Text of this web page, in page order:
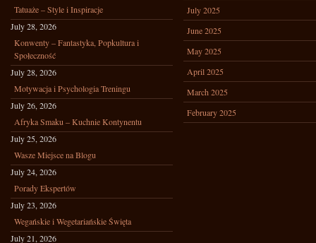
Tatuaże – Style i Inspiracje
July 28, 2026
Konwenty – Fantastyka, Popkultura i
Społeczność
July 28, 2026
Motywacja i Psychologia Treningu
July 26, 2026
Afryka Smaku – Kuchnie Kontynentu
July 25, 2026
Wasze Miejsce na Blogu
July 24, 2026
Porady Ekspertów
July 23, 2026
Wegańskie i Wegetariańskie Święta
July 21, 2026
July 2025
June 2025
May 2025
April 2025
March 2025
February 2025